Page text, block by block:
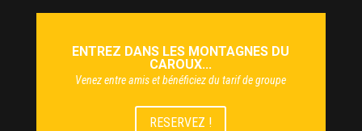
ENTREZ DANS LES MONTAGNES DU
CAROUX...
Venez entre amis et bénéficiez du tarif de groupe
RESERVEZ !